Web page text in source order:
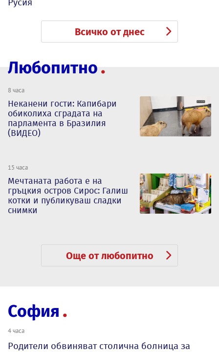
Всичко от днес
Любопитно
8 часа
Неканени гости: Капибари
обиколиха сградата на
парламента в Бразилия
(ВИДЕО)
15 часа
Мечтаната работа е на
гръцкия остров Сирос: Галиш
котки и публикуваш сладки
снимки
Още от любопитно
София
4 часа
Родители обвиняват столична болница за